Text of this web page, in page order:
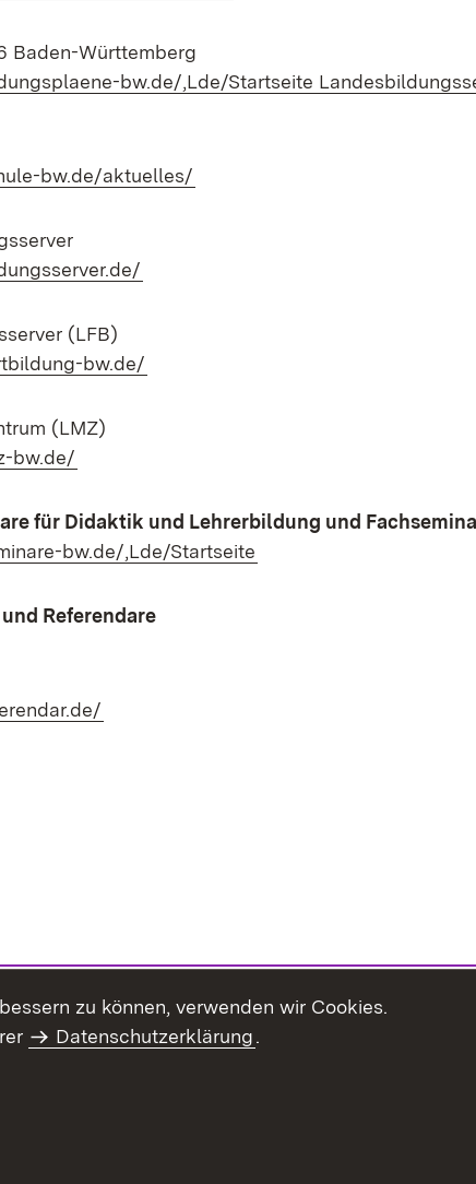
Baden-Württemberg
bw.de/,Lde/Startseite
bw.de/aktuelles/
(LFB)
bw.de/
(LMZ)
bw.de/
für Didaktik und Lehrerbildung und
bw.de/,Lde/Startseite
Referendare
zu können, verwenden wir Cookies.
Datenschutzerklärung.